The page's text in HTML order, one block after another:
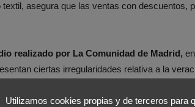
asegura que las ventas con descuentos,
realizado por La Comunidad de Madrid,
ciertas irregularidades relativa a la
estas deficiencias.
Utilizamos cookies propias y de terceros para